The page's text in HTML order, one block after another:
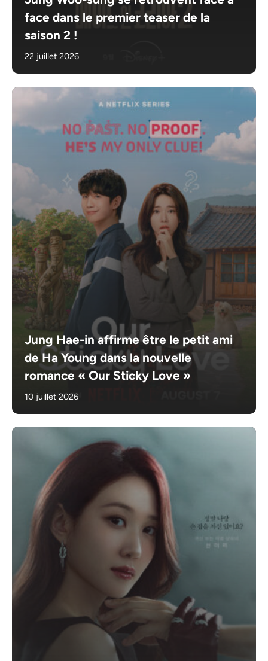
face dans le premier teaser de la
saison 2 !
22 juillet 2026
Jung Hae-in affirme être le petit ami
de Ha Young dans la nouvelle
romance « Our Sticky Love »
10 juillet 2026